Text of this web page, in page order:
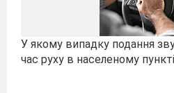
У якому випадку подання
час руху в населеному